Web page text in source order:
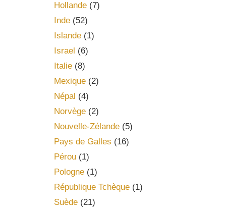
Hollande(7)
Inde(52)
Islande(1)
Israel (6)
Italie(8)
Mexique(2)
Népal (4)
Norvège(2)
Nouvelle-Zélande(5)
Pays de Galles (16)
Pérou(1)
Pologne(1)
République Tchèque(1)
Suède(21)